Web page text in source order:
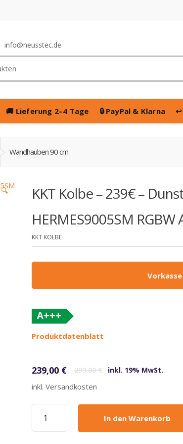
info@neusstec.de
🚚 Lieferung 2–4 Tage 🔒 PayPal & Klarna↩️
Wandhauben 90 cm
🔍
KKT Kolbe – 239€ –
HERMES9005SM
KKT KOLBE
A+++
Produktdatenblatt
299,00€
239,00 € inkl. 19% MwSt.
inkl. Versandkosten
KKT
Kolbe
-
In den Warenkorb